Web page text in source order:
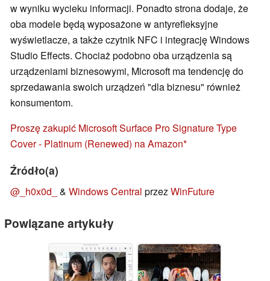
w wyniku wycieku informacji. Ponadto strona dodaje, że
oba modele będą wyposażone w antyrefleksyjne
wyświetlacze, a także czytnik NFC i integrację Windows
Studio Effects. Chociaż podobno oba urządzenia są
urządzeniami biznesowymi, Microsoft ma tendencję do
sprzedawania swoich urządzeń "dla biznesu" również
konsumentom.
Proszę zakupić Microsoft Surface Pro Signature Type
Cover - Platinum (Renewed) na Amazon
Źródło(a)
@_h0x0d_ & Windows Central przezWinFuture
Powiązane artykuły